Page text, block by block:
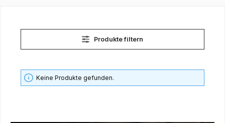
Produkte filtern
Keine Produkte gefunden.